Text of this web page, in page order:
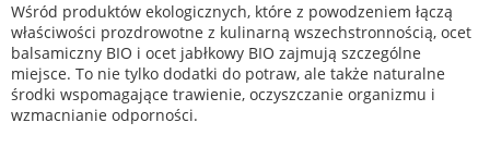
Wśród produktów ekologicznych, które z powodzeniem łączą
właściwości prozdrowotne z kulinarną wszechstronnością, ocet
balsamiczny BIO i ocet jabłkowy BIO zajmują szczególne
miejsce. To nie tylko dodatki do potraw, ale także naturalne
środki wspomagające trawienie, oczyszczanie organizmu i
wzmacnianie odporności.